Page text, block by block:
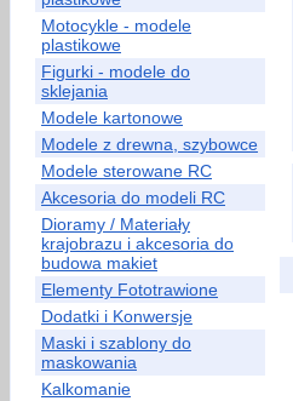
Motocykle - modele
plastikowe
Figurki - modele do
sklejania
Modele kartonowe
Modele z drewna, szybowce
Modele sterowane RC
Akcesoria do modeli RC
Dioramy / Materiały
krajobrazu i akcesoria do
budowa makiet
Elementy Fototrawione
Dodatki i Konwersje
Maski i szablony do
maskowania
Kalkomanie